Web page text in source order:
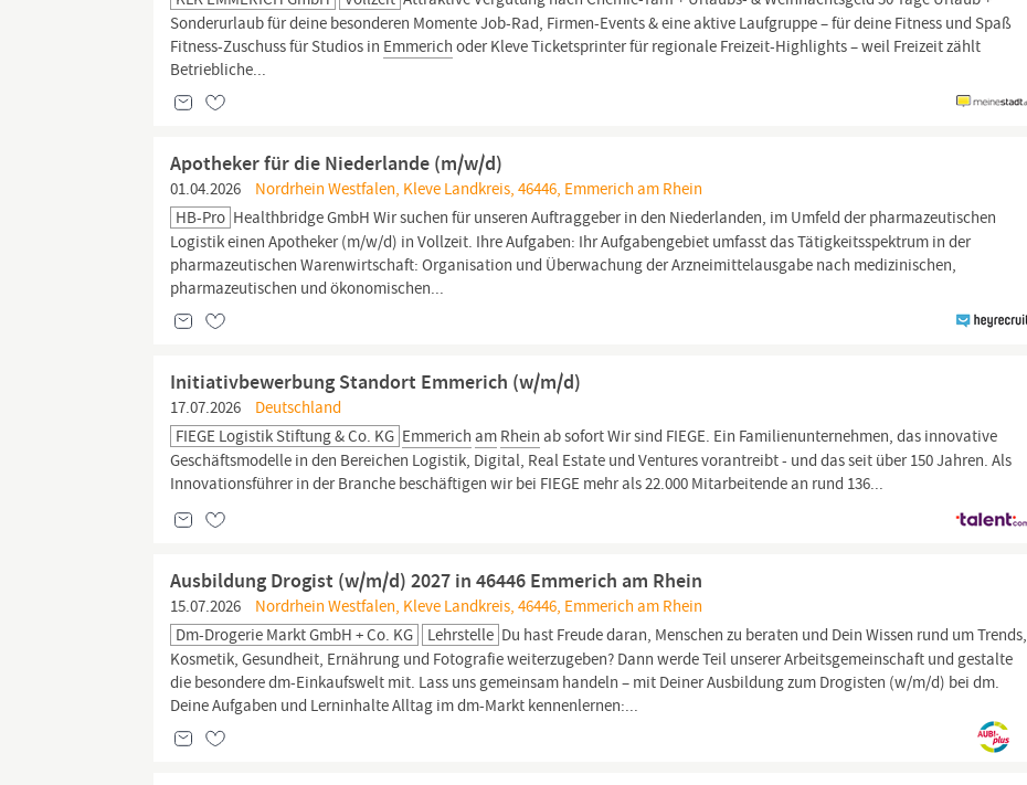
Sonderurlaub für deine besonderen Momente Job-Rad, Firmen-Events & eine aktive Laufgruppe – für deine Fitness und Spaß
Fitness-Zuschuss für Studios in Emmerich oder Kleve Ticketsprinter für regionale Freizeit-Highlights – weil Freizeit zählt
Betriebliche...
Apotheker für die Niederlande (m/w/d)
01.04.2026
Nordrhein Westfalen, Kleve Landkreis, 46446, Emmerich am Rhein
HB-Pro Healthbridge GmbH Wir suchen für unseren Auftraggeber in den Niederlanden, im Umfeld der pharmazeutischen
Logistik einen Apotheker (m/w/d) in Vollzeit. Ihre Aufgaben: Ihr Aufgabengebiet umfasst das Tätigkeitsspektrum in der
pharmazeutischen Warenwirtschaft: Organisation und Überwachung der Arzneimittelausgabe nach medizinischen,
pharmazeutischen und ökonomischen...
Initiativbewerbung Standort Emmerich (w/m/d)
17.07.2026
Deutschland
FIEGE Logistik Stiftung & Co. KG Emmerich am Rhein ab sofort Wir sind FIEGE. Ein Familienunternehmen, das innovative
Geschäftsmodelle in den Bereichen Logistik, Digital, Real Estate und Ventures vorantreibt - und das seit über 150 Jahren. Als
Innovationsführer in der Branche beschäftigen wir bei FIEGE mehr als 22.000 Mitarbeitende an rund 136...
Ausbildung Drogist (w/m/d) 2027 in 46446 Emmerich am Rhein
15.07.2026
Nordrhein Westfalen, Kleve Landkreis, 46446, Emmerich am Rhein
Dm-Drogerie Markt GmbH + Co. KG
Lehrstelle Du hast Freude daran, Menschen zu beraten und Dein Wissen rund um Trends,
Kosmetik, Gesundheit, Ernährung und Fotografie weiterzugeben? Dann werde Teil unserer Arbeitsgemeinschaft und gestalte
die besondere dm-Einkaufswelt mit. Lass uns gemeinsam handeln – mit Deiner Ausbildung zum Drogisten (w/m/d) bei dm.
Deine Aufgaben und Lerninhalte Alltag im dm-Markt kennenlernen:...